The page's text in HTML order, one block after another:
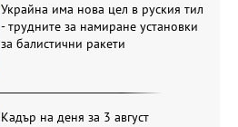
Украйна има нова цел в руския тил
- трудните за намиране установки
за балистични ракети
Кадър на деня за 3 август